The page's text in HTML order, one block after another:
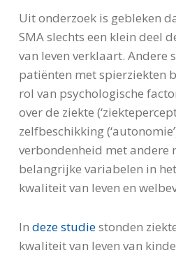
Uit onderzoek is gebleken
SMA slechts een klein deel
van leven verklaart. Andere
patiënten met spierziekten
rol van psychologische
over de ziekte
zelfbeschikking
verbondenheid met andere
belangrijke variabelen in
kwaliteit van leven en
In deze studiestonden
kwaliteit van leven van